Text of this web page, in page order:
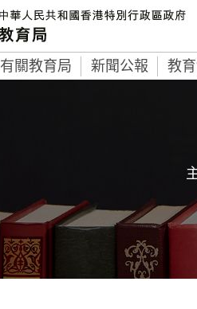
有關教育局 新聞公報 教